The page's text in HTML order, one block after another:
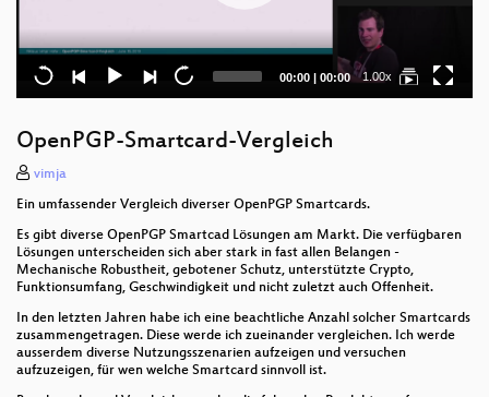
Current
00:00 | Total
00:00 1.00x
OpenPGP-Smartcard-Vergleich
vimja
Ein umfassender Vergleich diverser OpenPGP Smartcards.
Es gibt diverse OpenPGP Smartcad Lösungen am Markt. Die verfügbaren
Lösungen unterscheiden sich aber stark in fast allen Belangen -
Mechanische Robustheit, gebotener Schutz, unterstützte Crypto,
Funktionsumfang, Geschwindigkeit und nicht zuletzt auch Offenheit.
In den letzten Jahren habe ich eine beachtliche Anzahl solcher Smartcards
zusammengetragen. Diese werde ich zueinander vergleichen. Ich werde
ausserdem diverse Nutzungsszenarien aufzeigen und versuchen
aufzuzeigen, für wen welche Smartcard sinnvoll ist.